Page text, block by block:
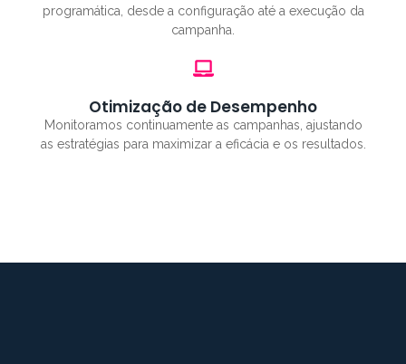
programática, desde a configuração até a execução da
campanha.
Otimização de Desempenho
Monitoramos continuamente as campanhas, ajustando
as estratégias para maximizar a eficácia e os resultados.